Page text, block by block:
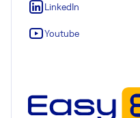
LinkedIn
Youtube